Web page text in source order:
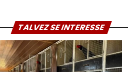
TALVEZ SE INTERESSE